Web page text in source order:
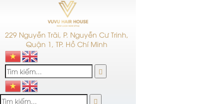
229 Nguyễn Trãi, P. Nguyễn Cư Trinh,
Quận 1, TP. Hồ Chí Minh